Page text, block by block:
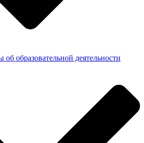
об образовательной деятельности